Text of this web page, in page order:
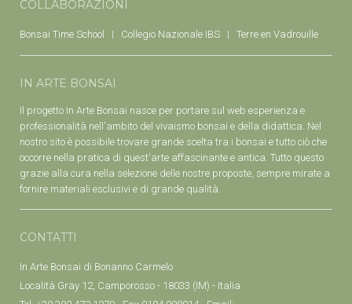
COLLABORAZIONI
Bonsai Time School Collegio Nazionale IBS Terre en Vadrouille
IN ARTE BONSAI
Il progetto In Arte Bonsai nasce per portare sul web esperienza e
professionalità nell'ambito del vivaismo bonsai e della didattica. Nel
nostro sito è possibile trovare grande scelta tra i bonsai e tutto ciò che
occorre nella pratica di quest'arte affascinante e antica. Tutto questo
grazie alla cura nella selezione delle nostre proposte, sempre mirate a
fornire materiali esclusivi e di grande qualità.
CONTATTI
In Arte Bonsai di Bonanno Carmelo
Località Gray 12, Camporosso - 18033 (IM) - Italia